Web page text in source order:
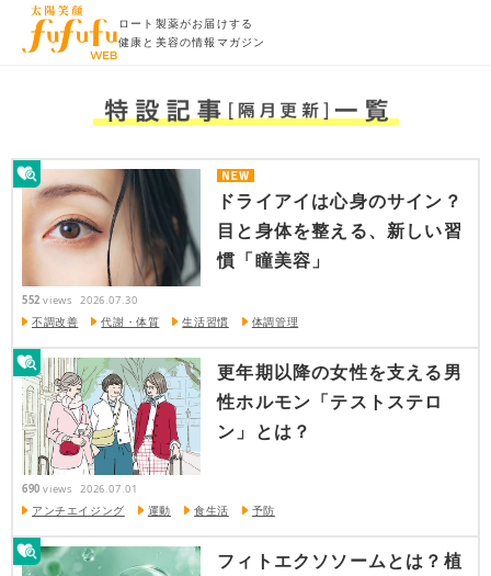
ロート製薬がお届けする
健康と美容の情報マガジン
ドライアイは心身のサイン？
目と身体を整える、新しい習
慣「瞳美容」
552 views 2026.07.30
不調改善 代謝・体質 生活習慣 体調管理
更年期以降の女性を支える男
性ホルモン「テストステロ
ン」とは？
690 views 2026.07.01
アンチエイジング 運動 食生活 予防
フィトエクソソームとは？植